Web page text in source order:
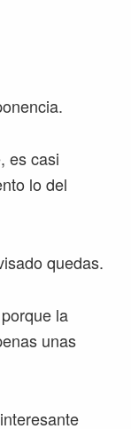
es casi
lo del
quedas.
la
unas